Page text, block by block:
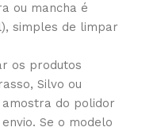
ou mancha é
simples de limpar
os produtos
Silvo ou
amostra do polidor
Se o modelo